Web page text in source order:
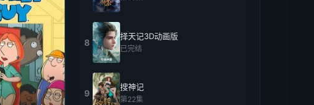
8
择天记3D动画版
已完结
9
搜神记
第22集